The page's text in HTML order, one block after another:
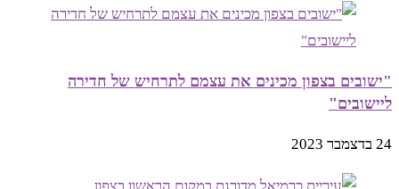
"ישובים בצפון מכינים את עצמם לתרחיש של חדירה
ליישובים"
24 בדצמבר 2023